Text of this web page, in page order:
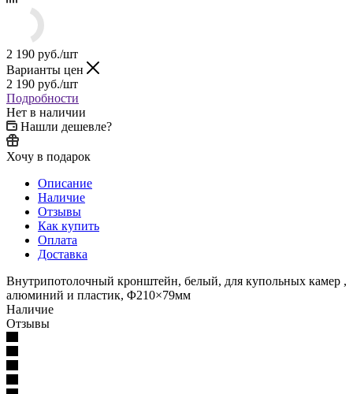
2 190 руб./шт
Варианты цен
2 190 руб./шт
Подробности
Нет в наличии
Нашли дешевле?
Хочу в подарок
Описание
Наличие
Отзывы
Как купить
Оплата
Доставка
Внутрипотолочный кронштейн, белый, для купольных камер ,
алюминий и пластик, Φ210×79мм
Наличие
Отзывы